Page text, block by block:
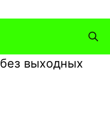
без выходных